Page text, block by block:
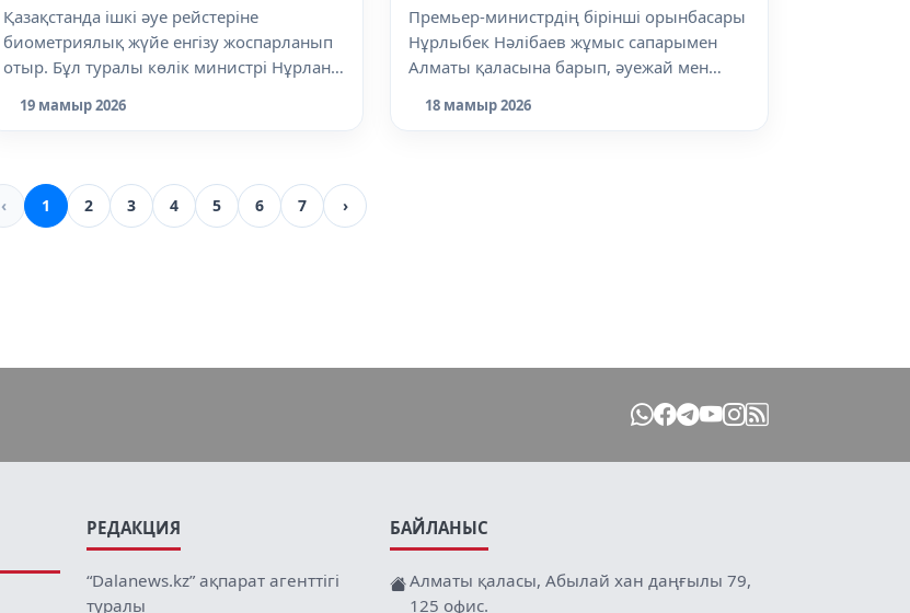
Қазақстанда ішкі әуе рейстеріне
биометриялық жүйе енгізу жоспарланып
отыр. Бұл туралы көлік министрі Нұрлан
19 мамыр 2026
Премьер-министрдің бірінші орынбасары
Нұрлыбек Нәлібаев жұмыс сапарымен
Алматы қаласына барып, әуежай мен
18 мамыр 2026
‹ 1 2 3 4 5 6 7 ›
РЕДАКЦИЯ
“Dalanews.kz” ақпарат агенттігі
туралы
БАЙЛАНЫС
Алматы қаласы, Абылай хан даңғылы 79,
125 офис.